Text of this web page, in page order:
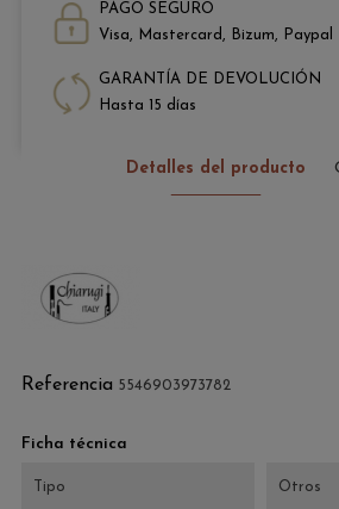
PAGO SEGURO
Visa, Mastercard, Bizum, Paypal
GARANTÍA DE DEVOLUCIÓN
Hasta 15 días
Detalles del producto
Referencia 5546903973782
Ficha técnica
Tipo Otros